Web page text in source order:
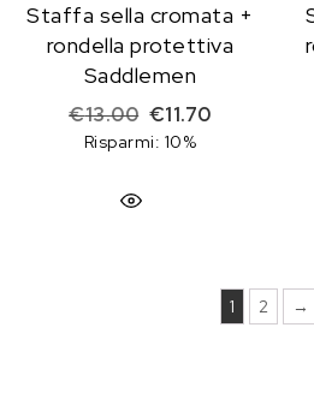
Staffa sella cromata +
rondella protettiva
Saddlemen
€13.00 Il prezzo
€11.70Il prezzo
Risparmi: 10%
1 2 →